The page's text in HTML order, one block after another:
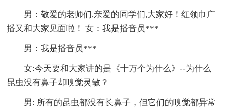
男：敬爱的老师们,亲爱的同学们,大家好！红领巾广
播又和大家见面啦！ 女：我是播音员***
男：我是播音员***
女:今天要和大家讲的是《十万个为什么》--为什么
昆虫没有鼻子却嗅觉灵敏？
男: 所有的昆虫都没有长鼻子，但它们的嗅觉都异常